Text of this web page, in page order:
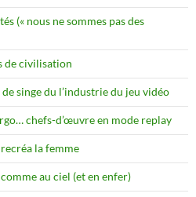
(« nous ne sommes pas des
de civilisation
singe du l’industrie du jeu vidéo
chefs-d’œuvre en mode replay
la femme
au ciel (et en enfer)